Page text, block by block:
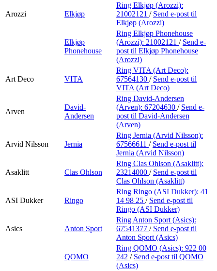
Arozzi Elkjøp
Ring Elkjøp (Arozzi):
21002121 / Send e-post til
Elkjøp (Arozzi)
Elkjøp
Phonehouse
Ring Elkjøp Phonehouse
(Arozzi): 21002121 / Send e-
post til Elkjøp Phonehouse
(Arozzi)
Art Deco VITA
Ring VITA (Art Deco):
67564130 / Send e-post til
VITA (Art Deco)
Arven
David-
Andersen
Ring David-Andersen
(Arven): 67204630 / Send e-
post til David-Andersen
(Arven)
Arvid Nilsson Jernia
Ring Jernia (Arvid Nilsson):
67566611 / Send e-post til
Jernia (Arvid Nilsson)
Asaklitt Clas Ohlson
Ring Clas Ohlson (Asaklitt):
23214000 / Send e-post til
Clas Ohlson (Asaklitt)
ASI Dukker Ringo
Ring Ringo (ASI Dukker): 41
14 98 25 / Send e-post til
Ringo (ASI Dukker)
Asics Anton Sport
Ring Anton Sport (Asics):
67541377 / Send e-post til
Anton Sport (Asics)
QOMO
Ring QOMO (Asics): 922 00
242 / Send e-post til QOMO
(Asics)